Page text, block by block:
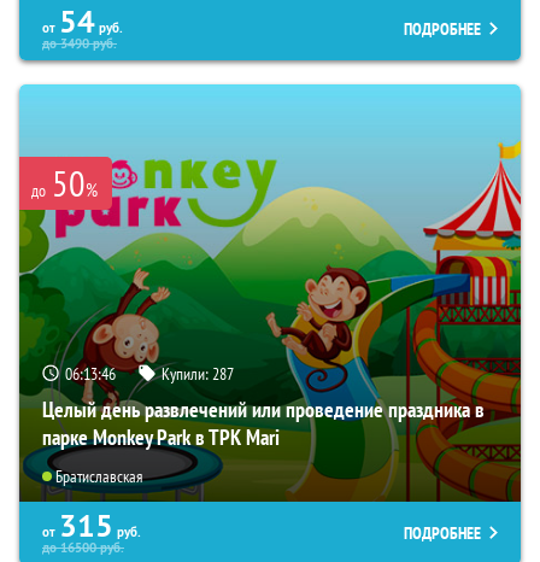
от 54 руб.
до3490руб.
ПОДРОБНЕЕ
до 50%
06:13:45 Купили:287
Целый день развлечений или проведение праздника в
парке Monkey Park в ТРК Mari
Братиславская
от 315 руб.
до16500руб.
ПОДРОБНЕЕ